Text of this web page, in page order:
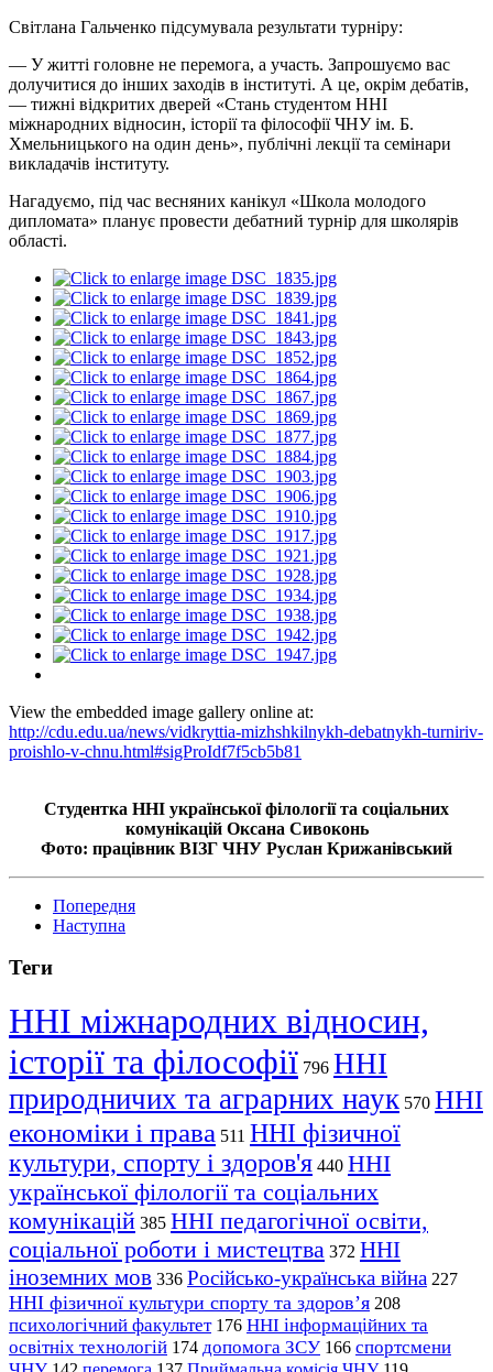
Світлана Гальченко підсумувала результати турніру:
— У житті головне не перемога, а участь. Запрошуємо вас
долучитися до інших заходів в інституті. А це, окрім дебатів,
— тижні відкритих дверей «Стань студентом ННІ
міжнародних відносин, історії та філософії ЧНУ ім. Б.
Хмельницького на один день», публічні лекції та семінари
викладачів інституту.
Нагадуємо, під час весняних канікул «Школа молодого
дипломата» планує провести дебатний турнір для школярів
області.
View the embedded image gallery online at:
http://cdu.edu.ua/news/vidkryttia-mizhshkilnykh-debatnykh-turniriv-
proishlo-v-chnu.html#sigProIdf7f5cb5b81
Студентка ННІ української філології та соціальних
комунікацій Оксана Сивоконь
Фото: працівник ВІЗГ ЧНУ Руслан Крижанівський
Попередня
Наступна
Теги
ННІ міжнародних відносин,
історії та філософії 796 ННІ
природничих та аграрних наук 570 ННІ
економіки і права 511 ННІ фізичної
культури, спорту і здоров'я 440 ННІ
української філології та соціальних
комунікацій 385 ННІ педагогічної освіти,
соціальної роботи і мистецтва 372 ННІ
іноземних мов 336 Російсько-українська війна 227
ННІ фізичної культури спорту та здоров’я 208
психологічний факультет 176 ННІ інформаційних та
освітніх технологій 174 допомога ЗСУ 166 спортсмени